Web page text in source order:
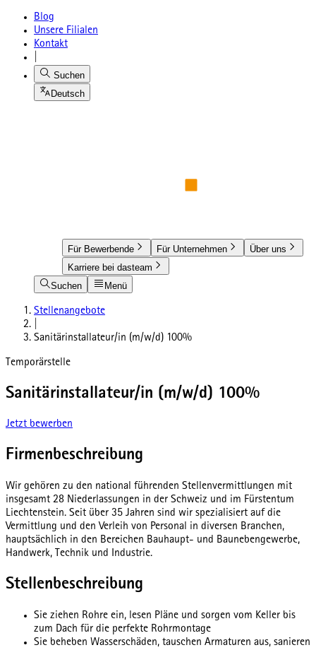
Blog
Unsere Filialen
Kontakt
Suchen
Deutsch
Für Bewerbende Für Unternehmen
Über uns
Karriere bei dasteam
Suchen
Menü
Stellenangebote
Sanitärinstallateur/in (m/w/d) 100%
Temporärstelle
Sanitärinstallateur/in (m/w/d) 100%
Jetzt bewerben
Firmenbeschreibung
Wir gehören zu den national führenden Stellenvermittlungen mit
insgesamt 28 Niederlassungen in der Schweiz und im Fürstentum
Liechtenstein. Seit über 35 Jahren sind wir spezialisiert auf die
Vermittlung und den Verleih von Personal in diversen Branchen,
hauptsächlich in den Bereichen Bauhaupt- und Baunebengewerbe,
Handwerk, Technik und Industrie.
Stellenbeschreibung
Sie ziehen Rohre ein, lesen Pläne und sorgen vom Keller bis
zum Dach für die perfekte Rohrmontage
Sie beheben Wasserschäden, tauschen Armaturen aus, sanieren